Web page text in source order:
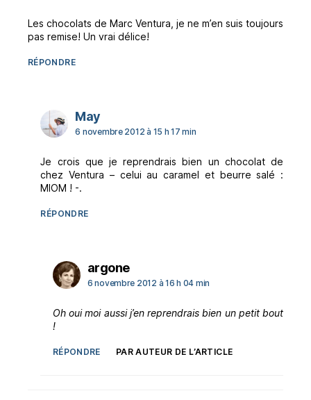
Les chocolats de Marc Ventura, je ne m’en suis toujours
pas remise! Un vrai délice!
RÉPONDRE
Maydit :
6 novembre 2012 à 15 h 17 min
Je crois que je reprendrais bien un chocolat de
chez Ventura – celui au caramel et beurre salé :
MIOM ! -.
RÉPONDRE
argonedit :
6 novembre 2012 à 16 h 04 min
Oh oui moi aussi j’en reprendrais bien un petit bout
!
RÉPONDRE PAR AUTEUR DE L’ARTICLE